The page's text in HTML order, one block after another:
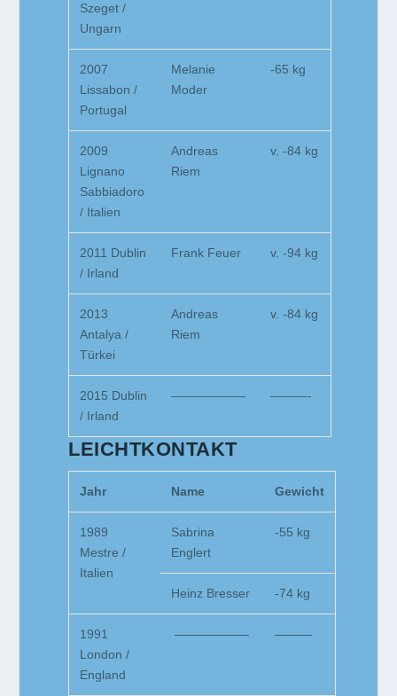
Szeget /
Ungarn
2007
Lissabon /
Portugal
Melanie
Moder
-65 kg
2009
Lignano
Sabbiadoro
/ Italien
Andreas
Riem
v. -84 kg
2011 Dublin
/ Irland
Frank Feuer v. -94 kg
2013
Antalya /
Türkei
Andreas
Riem
v. -84 kg
2015 Dublin
/ Irland
—————— ———-
LEICHTKONTAKT
Jahr Name Gewicht
1989
Mestre /
Italien
Sabrina
Englert
-55 kg
Heinz Bresser -74 kg
1991
London /
England
—————— ———